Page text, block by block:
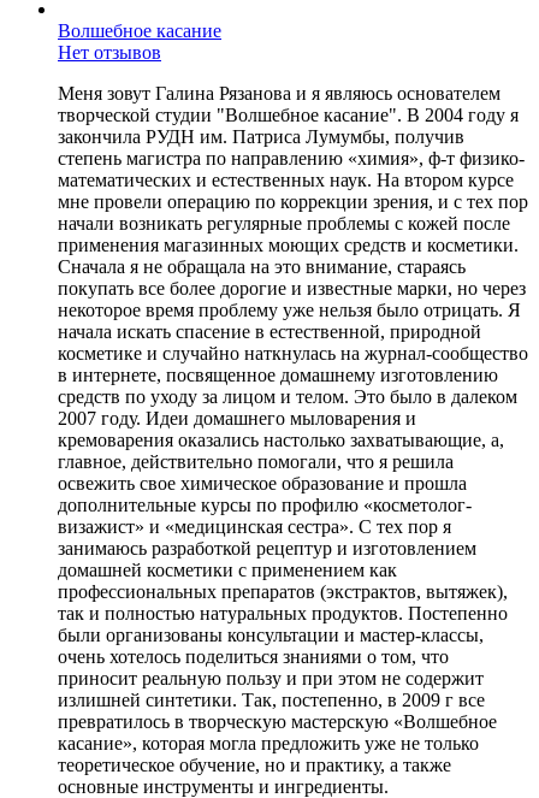
Волшебное касание
Нет отзывов
Меня зовут Галина Рязанова и я являюсь основателем
творческой студии "Волшебное касание". В 2004 году я
закончила РУДН им. Патриса Лумумбы, получив
степень магистра по направлению «химия», ф-т физико-
математических и естественных наук. На втором курсе
мне провели операцию по коррекции зрения, и с тех пор
начали возникать регулярные проблемы с кожей после
применения магазинных моющих средств и косметики.
Сначала я не обращала на это внимание, стараясь
покупать все более дорогие и известные марки, но через
некоторое время проблему уже нельзя было отрицать. Я
начала искать спасение в естественной, природной
косметике и случайно наткнулась на журнал-сообщество
в интернете, посвященное домашнему изготовлению
средств по уходу за лицом и телом. Это было в далеком
2007 году. Идеи домашнего мыловарения и
кремоварения оказались настолько захватывающие, а,
главное, действительно помогали, что я решила
освежить свое химическое образование и прошла
дополнительные курсы по профилю «косметолог-
визажист» и «медицинская сестра». С тех пор я
занимаюсь разработкой рецептур и изготовлением
домашней косметики с применением как
профессиональных препаратов (экстрактов, вытяжек),
так и полностью натуральных продуктов. Постепенно
были организованы консультации и мастер-классы,
очень хотелось поделиться знаниями о том, что
приносит реальную пользу и при этом не содержит
излишней синтетики. Так, постепенно, в 2009 г все
превратилось в творческую мастерскую «Волшебное
касание», которая могла предложить уже не только
теоретическое обучение, но и практику, а также
основные инструменты и ингредиенты.